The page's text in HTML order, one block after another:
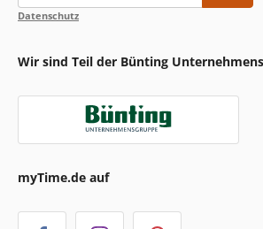
Datenschutz
Wir sind Teil der Bünting
myTime.de auf